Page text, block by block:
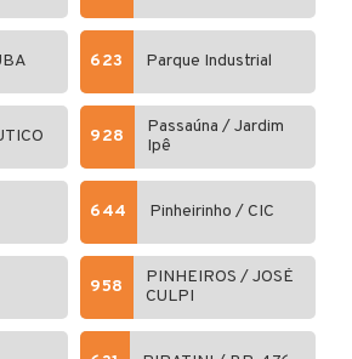
623 Parque Industrial
928
Passaúna / Jardim
Ipê
644 Pinheirinho / CIC
958
PINHEIROS / JOSÉ
CULPI